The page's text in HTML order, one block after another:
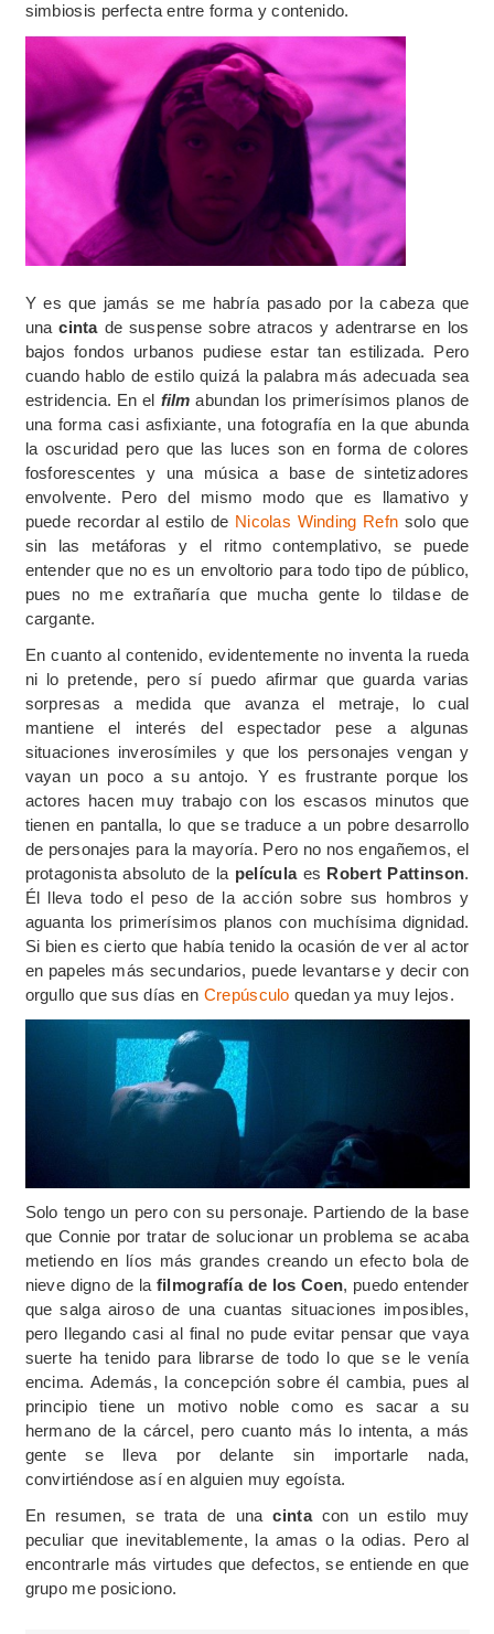
simbiosis perfecta entre forma y contenido.
Y es que jamás se me habría pasado por la cabeza que
unacintade suspense sobre atracos y adentrarse en los
bajos fondos urbanos pudiese estar tan estilizada. Pero
cuando hablo de estilo quizá la palabra más adecuada sea
estridencia. En el film abundan los primerísimos planos de
una forma casi asfixiante, una fotografía en la que abunda
la oscuridad pero que las luces son en forma de colores
fosforescentes y una música a base de sintetizadores
envolvente. Pero del mismo modo que es llamativo y
puede recordar al estilo de Nicolas Winding Refn solo que
sin las metáforas y el ritmo contemplativo, se puede
entender que no es un envoltorio para todo tipo de público,
pues no me extrañaría que mucha gente lo tildase de
cargante.
En cuanto al contenido, evidentemente no inventa la rueda
ni lo pretende, pero sí puedo afirmar que guarda varias
sorpresas a medida que avanza el metraje, lo cual
mantiene el interés del espectador pese a algunas
situaciones inverosímiles y que los personajes vengan y
vayan un poco a su antojo. Y es frustrante porque los
actores hacen muy trabajo con los escasos minutos que
tienen en pantalla, lo que se traduce a un pobre desarrollo
de personajes para la mayoría. Pero no nos engañemos, el
protagonista absoluto de la películaes Robert Pattinson.
Él lleva todo el peso de la acción sobre sus hombros y
aguanta los primerísimos planos con muchísima dignidad.
Si bien es cierto que había tenido la ocasión de ver al actor
en papeles más secundarios, puede levantarse y decir con
orgullo que sus días en Crepúsculo quedan ya muy lejos.
Solo tengo un pero con su personaje. Partiendo de la base
que Connie por tratar de solucionar un problema se acaba
metiendo en líos más grandes creando un efecto bola de
nieve digno de la filmografía de los Coen, puedo entender
que salga airoso de una cuantas situaciones imposibles,
pero llegando casi al final no pude evitar pensar que vaya
suerte ha tenido para librarse de todo lo que se le venía
encima. Además, la concepción sobre él cambia, pues al
principio tiene un motivo noble como es sacar a su
hermano de la cárcel, pero cuanto más lo intenta, a más
gente se lleva por delante sin importarle nada,
convirtiéndose así en alguien muy egoísta.
En resumen, se trata de unacintacon un estilo muy
peculiar que inevitablemente, la amas o la odias. Pero al
encontrarle más virtudes que defectos, se entiende en que
grupo me posiciono.